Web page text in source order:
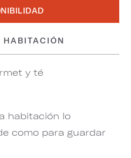
y té
habitación lo
como para guardar